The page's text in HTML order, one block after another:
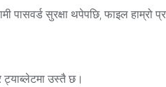
पासवर्ड सुरक्षा थपेपछि, फाइल
ट्याब्लेटमा उस्तै छ।